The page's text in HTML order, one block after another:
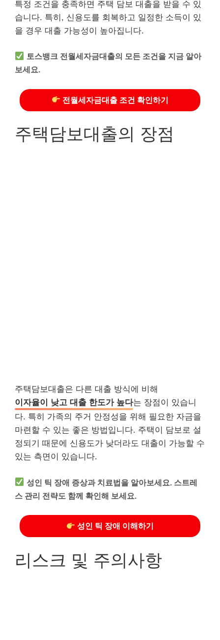
특정 조건을 충족하면 주택 담보 대출을 받을 수 있
습니다. 특히, 신용도를 회복하고 일정한 소득이 있
을 경우 대출 가능성이 높아집니다.
토스뱅크 전월세자금대출의 모든 조건을 지금 알아
보세요.
전월세자금대출 조건 확인하기
주택담보대출의 장점
주택담보대출은 다른 대출 방식에 비해
이자율이 낮고 대출 한도가 높다는 장점이 있습니
다. 특히 가족의 주거 안정성을 위해 필요한 자금을
마련할 수 있는 좋은 방법입니다. 주택이 담보로 설
정되기 때문에 신용도가 낮더라도 대출이 가능할 수
있는 측면이 있습니다.
성인 틱 장애 증상과 치료법을 알아보세요. 스트레
스 관리 전략도 함께 확인해 보세요.
성인 틱 장애 이해하기
리스크 및 주의사항